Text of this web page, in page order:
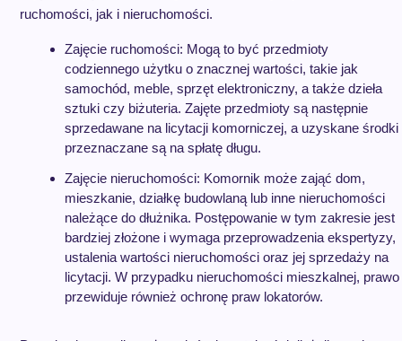
ruchomości, jak i nieruchomości.
Zajęcie ruchomości: Mogą to być przedmioty
codziennego użytku o znacznej wartości, takie jak
samochód, meble, sprzęt elektroniczny, a także dzieła
sztuki czy biżuteria. Zajęte przedmioty są następnie
sprzedawane na licytacji komorniczej, a uzyskane środki
przeznaczane są na spłatę długu.
Zajęcie nieruchomości: Komornik może zająć dom,
mieszkanie, działkę budowlaną lub inne nieruchomości
należące do dłużnika. Postępowanie w tym zakresie jest
bardziej złożone i wymaga przeprowadzenia ekspertyzy,
ustalenia wartości nieruchomości oraz jej sprzedaży na
licytacji. W przypadku nieruchomości mieszkalnej, prawo
przewiduje również ochronę praw lokatorów.